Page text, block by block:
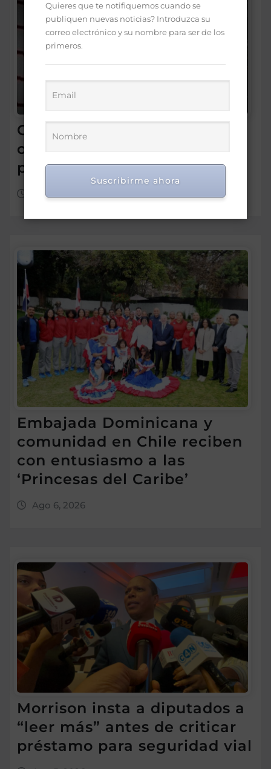
Conadis logra el gobierno
otorgue pensiones solidarias
por discapacidad
Ago 6, 2026
Embajada Dominicana y
comunidad en Chile reciben
con entusiasmo a las
‘Princesas del Caribe’
Ago 6, 2026
Morrison insta a diputados a
“leer más” antes de criticar
préstamo para seguridad vial
Quieres que te notifiquemos cuando se
publiquen nuevas noticias? Introduzca su
correo electrónico y su nombre para ser de los
primeros.
Suscribirme ahora